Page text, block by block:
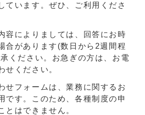
ています。ぜひ、ご利用くださ
容によりましては、回答にお時
合があります(数日から2週間程
ください。お急ぎの方は、お電
せください。
せフォームは、業務に関するお
です。このため、各種制度の申
とはできません。